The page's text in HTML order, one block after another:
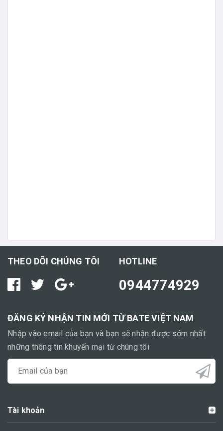
THEO DÕI CHÚNG TÔI HOTLINE
0944774929
ĐĂNG KÝ NHẬN TIN MỚI TỪ BATE VIỆT NAM
Nhập vào email của bạn và bạn sẽ nhận được sớm nhất
những thông tin khuyến mại từ chúng tôi
Tài khoản